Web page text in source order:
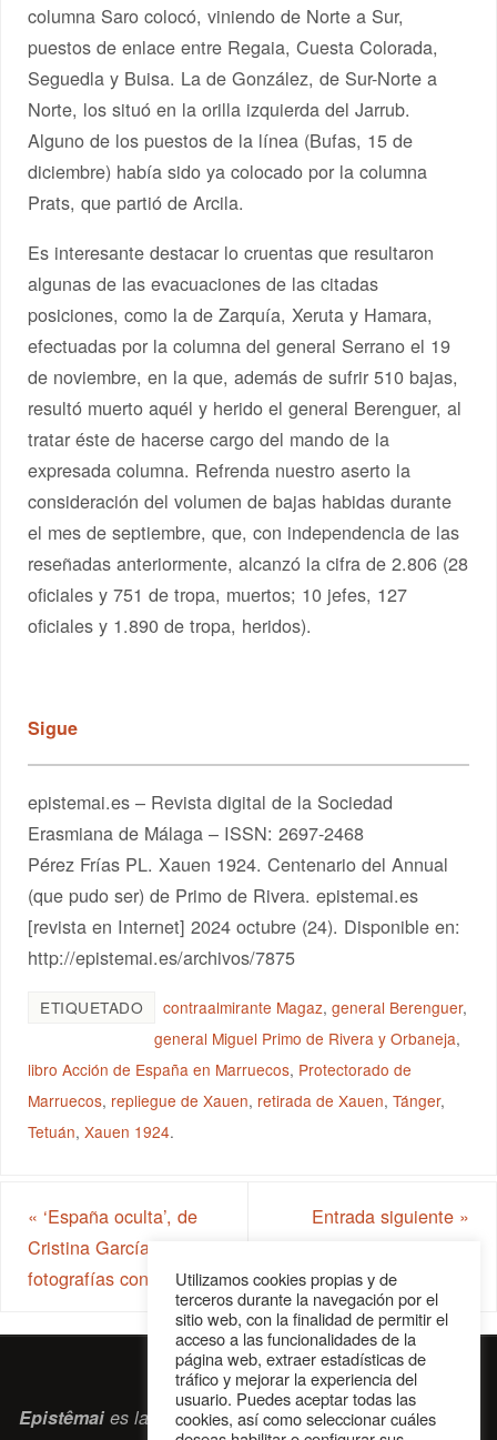
columna Saro colocó, viniendo de Norte a Sur,
puestos de enlace entre Regaia, Cuesta Colorada,
Seguedla y Buisa. La de González, de Sur-Norte a
Norte, los situó en la orilla izquierda del Jarrub.
Alguno de los puestos de la línea (Bufas, 15 de
diciembre) había sido ya colocado por la columna
Prats, que partió de Arcila.
Es interesante destacar lo cruentas que resultaron
algunas de las evacuaciones de las citadas
posiciones, como la de Zarquía, Xeruta y Hamara,
efectuadas por la columna del general Serrano el 19
de noviembre, en la que, además de sufrir 510 bajas,
resultó muerto aquél y herido el general Berenguer, al
tratar éste de hacerse cargo del mando de la
expresada columna. Refrenda nuestro aserto la
consideración del volumen de bajas habidas durante
el mes de septiembre, que, con independencia de las
reseñadas anteriormente, alcanzó la cifra de 2.806 (28
oficiales y 751 de tropa, muertos; 10 jefes, 127
oficiales y 1.890 de tropa, heridos).
Sigue
epistemai.es – Revista digital de la Sociedad
Erasmiana de Málaga – ISSN: 2697-2468
Pérez Frías PL. Xauen 1924. Centenario del Annual
(que pudo ser) de Primo de Rivera. epistemai.es
[revista en Internet] 2024 octubre (24). Disponible en:
http://epistemai.es/archivos/7875
ETIQUETADO contraalmirante Magaz,general Berenguer,
general Miguel Primo de Rivera y Orbaneja,
libro Acción de España en Marruecos, Protectorado de
Marruecos, repliegue de Xauen, retirada de Xauen,Tánger,
Tetuán,Xauen 1924.
« ‘España oculta’, de
Cristina García Rodero,
fotografías con alma
Entrada siguiente »
Epistêmaies la revista digital de la Sociedad Erasmiana
Utilizamos cookies propias y de
terceros durante la navegación por el
sitio web, con la finalidad de permitir el
acceso a las funcionalidades de la
página web, extraer estadísticas de
tráfico y mejorar la experiencia del
usuario. Puedes aceptar todas las
cookies, así como seleccionar cuáles